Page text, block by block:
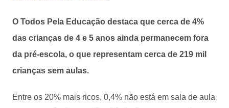
O Todos Pela Educação destaca que cerca de 4%
das crianças de 4 e 5 anos ainda permanecem fora
da pré-escola, o que representam cerca de 219 mil
crianças sem aulas.
Entre os 20% mais ricos, 0,4% não está em sala de aula